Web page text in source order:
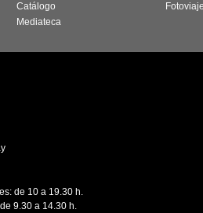
Catálogo
Mediateca
de 10 a 19.30 h.
9.30 a 14.30 h.